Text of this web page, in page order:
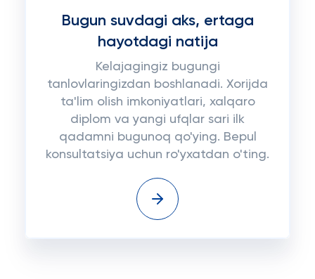
Bugun suvdagi aks, ertaga
hayotdagi natija
Kelajagingiz bugungi
tanlovlaringizdan boshlanadi. Xorijda
ta'lim olish imkoniyatlari, xalqaro
diplom va yangi ufqlar sari ilk
qadamni bugunoq qo'ying. Bepul
konsultatsiya uchun ro'yxatdan o'ting.